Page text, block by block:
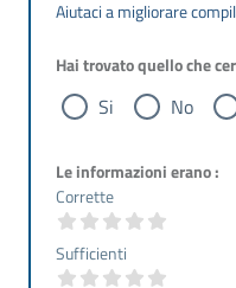
Aiutaci a migliorare
Hai trovato quello che
Si No
Le informazioni erano :
Corrette
Sufficienti